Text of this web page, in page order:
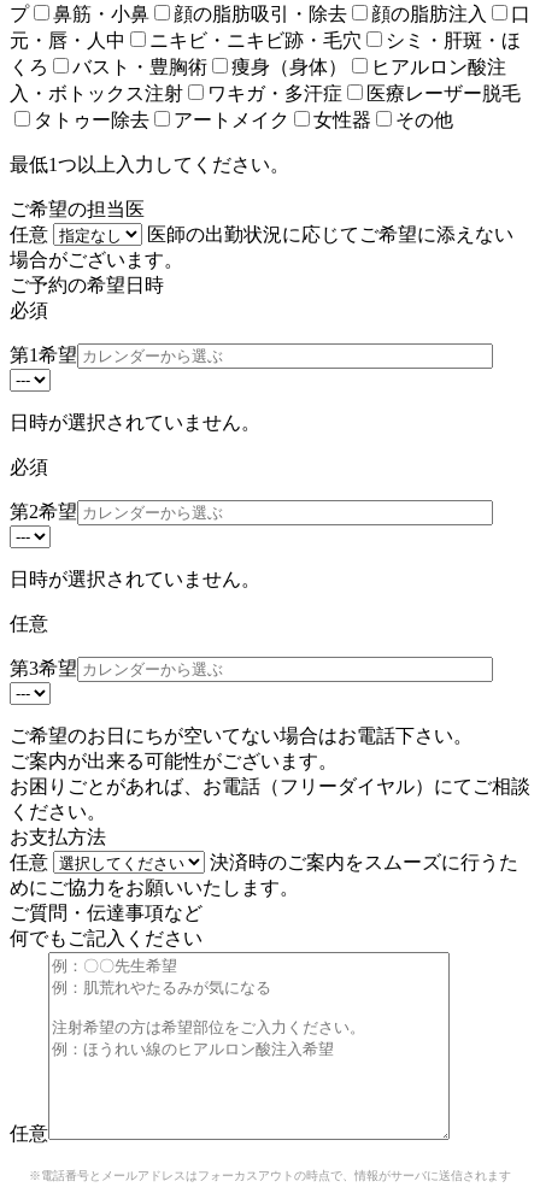
プ
鼻筋・小鼻 顔の脂肪吸引・除去 顔の脂肪注入
口
元・唇・人中
ニキビ・ニキビ跡・毛穴
シミ・肝斑・ほ
くろ
バスト・豊胸術 痩身（身体）
ヒアルロン酸注
入・ボトックス注射
ワキガ・多汗症
医療レーザー脱毛
タトゥー除去
アートメイク 女性器 その他
最低1つ以上入力してください。
ご希望の担当医
任意
医師の出勤状況に応じてご希望に添えない
場合がございます。
ご予約の希望日時
必須
第1希望
日時が選択されていません。
必須
第2希望
日時が選択されていません。
任意
第3希望
ご希望のお日にちが空いてない場合はお電話下さい。
ご案内が出来る可能性がございます。
お困りごとがあれば、お電話（フリーダイヤル）にてご相談
ください。
お支払方法
任意
決済時のご案内をスムーズに行うた
めにご協力をお願いいたします。
ご質問・伝達事項など
何でもご記入ください
任意
※電話番号とメールアドレスはフォーカスアウトの時点で、情報がサーバに送信されます